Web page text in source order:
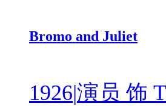
Bromo and Juliet
1926|演员 饰